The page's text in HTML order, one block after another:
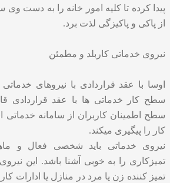
پیدا کرده تا کلیه امور خانه را به دست
از پاکی و پاکیزگی لذت برد.
نیروی خدماتی کاربلد و مطمئن
اوسا با عقد قراردادی با نیروهای
سطح کار خدماتی ها با عقد قراردادی
سطح اطمینان کاربران از سامانه خدماتی
کار را پیگیری میکند.
نیروی خدماتی باید شخصی فعال و
تمیزکاری را به خوبی آشنا باشد. این
تمیز کننده زن یا مرد در منازل یا ادارات